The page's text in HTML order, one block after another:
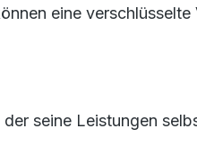
eine verschlüsselte
seine Leistungen